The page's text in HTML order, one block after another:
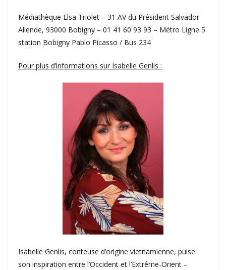
Médiathèque Elsa Triolet – 31 AV du Président Salvador
Allende, 93000 Bobigny – 01 41 60 93 93 – Métro Ligne 5
station Bobigny Pablo Picasso / Bus 234
Pour plus d’informations sur Isabelle Genlis :
Isabelle Genlis, conteuse d’origine vietnamienne, puise
son inspiration entre l’Occident et l’Extrême-Orient –